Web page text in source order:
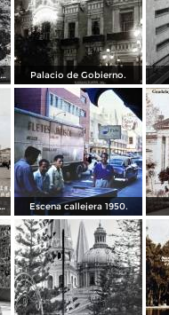
Puente colgante en La barranca de Oblatos. Palacio de Gobierno.
Calzada de La Independencia Guadalajara, Jalisco. ( Circulada el 10 de Febrero de 1931 ). Escena callejera 1950.